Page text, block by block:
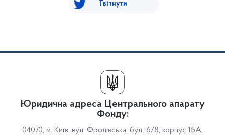
Твітнути
Юридична адреса Центрального апарату
Фонду:
04070, м. Київ, вул. Фролівська, буд. 6/8, корпус 15А,